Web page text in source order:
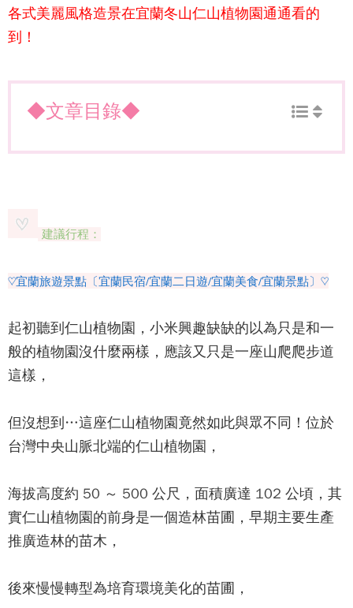
各式美麗風格造景在宜蘭冬山仁山植物園通通看的
到！
◆文章目錄◆
建議行程：
♡宜蘭旅遊景點〔宜蘭民宿/宜蘭二日遊/宜蘭美食/宜蘭景點〕♡
起初聽到 仁山植物園 ， 小米興趣缺缺的以為只是和一
般的植物園沒什麼兩樣，應該又只是一座山爬爬步道
這樣，
但沒想到 …這座仁山植物園竟然如此與眾不同！ 位於
台灣中央山脈北端的仁山植物園 ，
海拔高度約 50 ～ 500 公尺，面積廣達 102 公頃，其
實仁山植物園的前身是一個造林苗圃，早期主要生產
推廣造林的苗木，
後來慢慢轉型為培育環境美化的苗圃，